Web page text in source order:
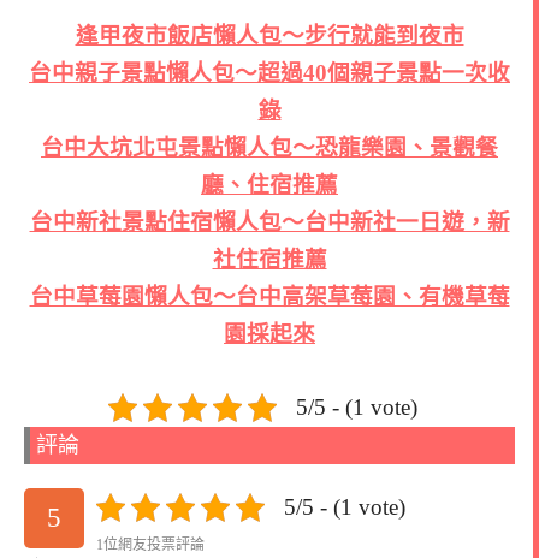
逢甲夜市飯店懶人包～步行就能到夜市
台中親子景點懶人包～超過40個親子景點一次收
錄
台中大坑北屯景點懶人包～恐龍樂園、景觀餐
廳、住宿推薦
台中新社景點住宿懶人包～台中新社一日遊，新
社住宿推薦
台中草莓園懶人包～台中高架草莓園、有機草莓
園採起來
5/5 - (1 vote)
評論
5 5/5 - (1 vote)
1位網友投票評論